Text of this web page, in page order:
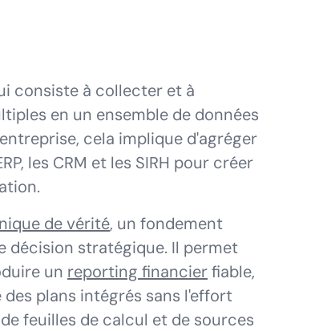
consiste à collecter et à
en un ensemble de données
cela implique d'agréger
les CRM et les SIRH pour créer
de vérité, un fondement
décision stratégique. Il permet
un reporting financierfiable,
plans intégrés sans l'effort
feuilles de calcul et de sources